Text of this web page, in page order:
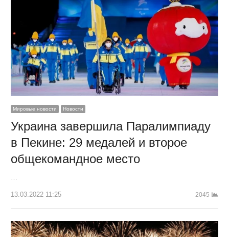
Мировые новости Новости
Украина завершила Паралимпиаду
в Пекине: 29 медалей и второе
общекомандное место
…
13.03.2022 11:25 2045